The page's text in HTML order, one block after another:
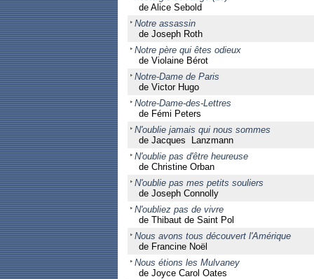
de Alice Sebold
Notre assassin
de Joseph Roth
Notre père qui êtes odieux
de Violaine Bérot
Notre-Dame de Paris
de Victor Hugo
Notre-Dame-des-Lettres
de Fémi Peters
N'oublie jamais qui nous sommes
de Jacques Lanzmann
N'oublie pas d'être heureuse
de Christine Orban
N'oublie pas mes petits souliers
de Joseph Connolly
N'oubliez pas de vivre
de Thibaut de Saint Pol
Nous avons tous découvert l'Amérique
de Francine Noël
Nous étions les Mulvaney
de Joyce Carol Oates